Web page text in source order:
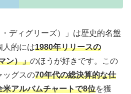
ディグリーズ）」は歴史的名盤
人的には1980年リリースの
ン）」のほうが好きです。この
ッグスの70年代の総決算的な仕
アルバムチャートで8位を獲